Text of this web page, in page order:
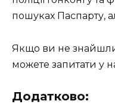
пошуках Паспарту,
Якщо ви не знайшли
можете запитати у
Додатково: